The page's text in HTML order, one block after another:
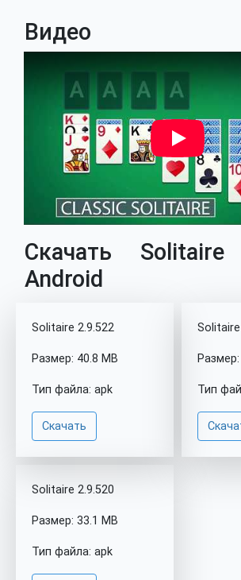
Видео
Скачать
Android
Solitaire 2.9.522
Размер: 40.8 MB
Тип файла: apk
Скачать
Solitaire
Тип
Solitaire 2.9.520
Размер: 33.1 MB
Тип файла: apk